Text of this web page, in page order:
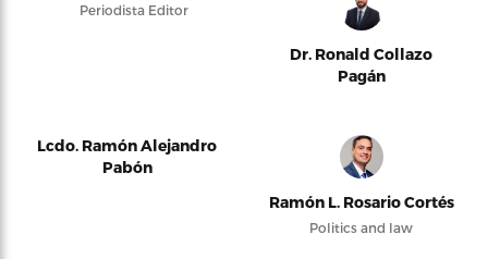
Periodista Editor
Dr. Ronald Collazo
Pagán
Lcdo. Ramón Alejandro
Pabón
Ramón L. Rosario Cortés
Politics and law